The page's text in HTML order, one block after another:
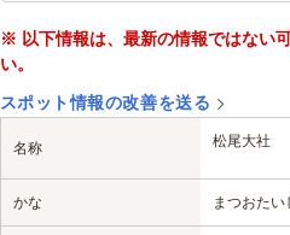
※ 以下情報は、最新の情報ではない
い。
スポット情報の改善を送る
名称 松尾大社
かな まつおたい